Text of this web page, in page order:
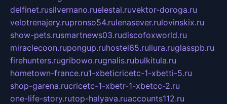
delfinet.rusilvernano.ruelestal.ruvektor-doroga.ru
velotrenajery.rupronso54.rulenasever.rulovinskix.ru
show-pets.rusmartnews03.rudiscofoxworld.ru
miraclecoon.rupongup.ruhostel65.ruliura.ruglasspb.ru
firehunters.rugribowo.rugnalis.rubulkitula.ru
hometown-france.ru1-xbeticricetc-1-xbetti-5.ru
shop-garena.rucricetc-1-xbetr-1-xbetcc-2.ru
one-life-story.rutop-halyava.ruaccounts112.ru